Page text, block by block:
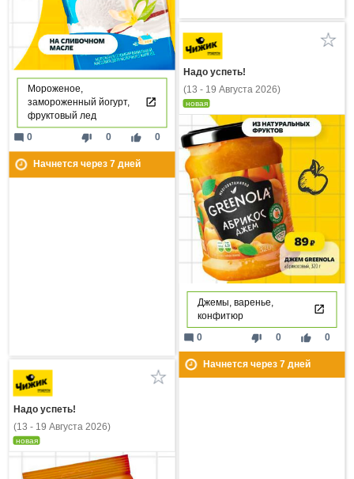
Мороженое,
замороженный йогурт,
фруктовый лед
thumb_down 0 thumb_up 0
mode_comment 0
Начнется через 7дней
Надо успеть!
(13 - 19 Августа 2026)
новая
Джемы, варенье,
конфитюр
thumb_down 0 thumb_up 0
mode_comment 0
Начнется через 7дней
Надо успеть!
(13 - 19 Августа 2026)
новая